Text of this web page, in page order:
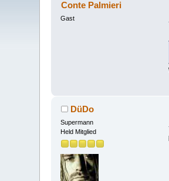
Conte Palmieri
Gast
DüDo
Supermann
Held Mitglied